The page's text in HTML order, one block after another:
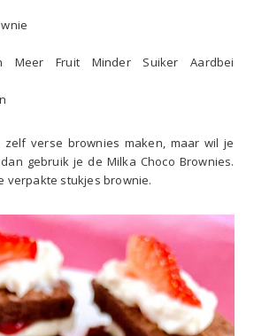
Meer Fruit Minder Suiker Aardbei
verse brownies maken, maar wil je
gebruik je de Milka Choco Brownies.
verpakte stukjes brownie.